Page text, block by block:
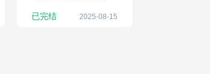
版）
已完结 2025-08-15